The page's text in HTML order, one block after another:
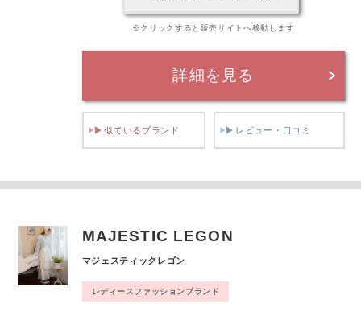
※クリックすると販売サイトへ移動します
詳細を見る
似ているブランド レビュー・口コミ
MAJESTIC LEGON
マジェスティックレゴン
レディースファッションブランド